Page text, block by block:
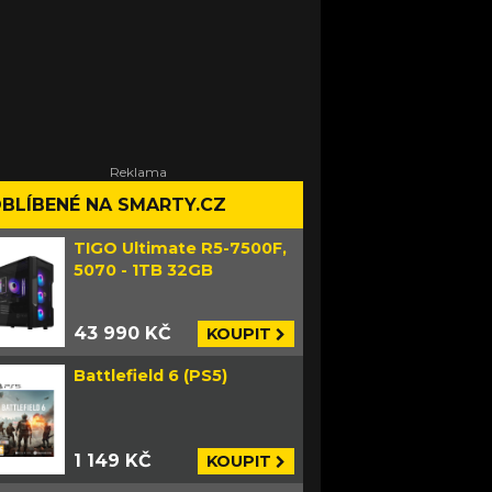
NA SMARTY.CZ
TIGO Ultimate R5-7500F,
5070 - 1TB 32GB
43 990 KČ KOUPIT
Battlefield 6 (PS5)
1 149 KČ KOUPIT